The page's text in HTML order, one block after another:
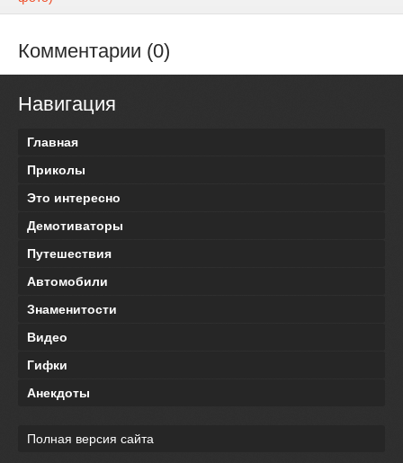
Комментарии (0)
Навигация
Главная
Приколы
Это интересно
Демотиваторы
Путешествия
Автомобили
Знаменитости
Видео
Гифки
Анекдоты
Полная версия сайта